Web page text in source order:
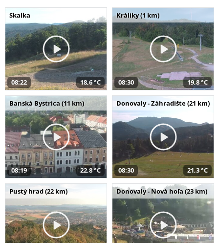
Skalka
08:22 18,6 °C
Králiky (1 km)
08:30 19,8 °C
Banská Bystrica (11 km)
08:19 22,8 °C
Donovaly - Záhradište (21 km)
08:30 21,3 °C
Pustý hrad (22 km) Donovaly - Nová hoľa (23 km)